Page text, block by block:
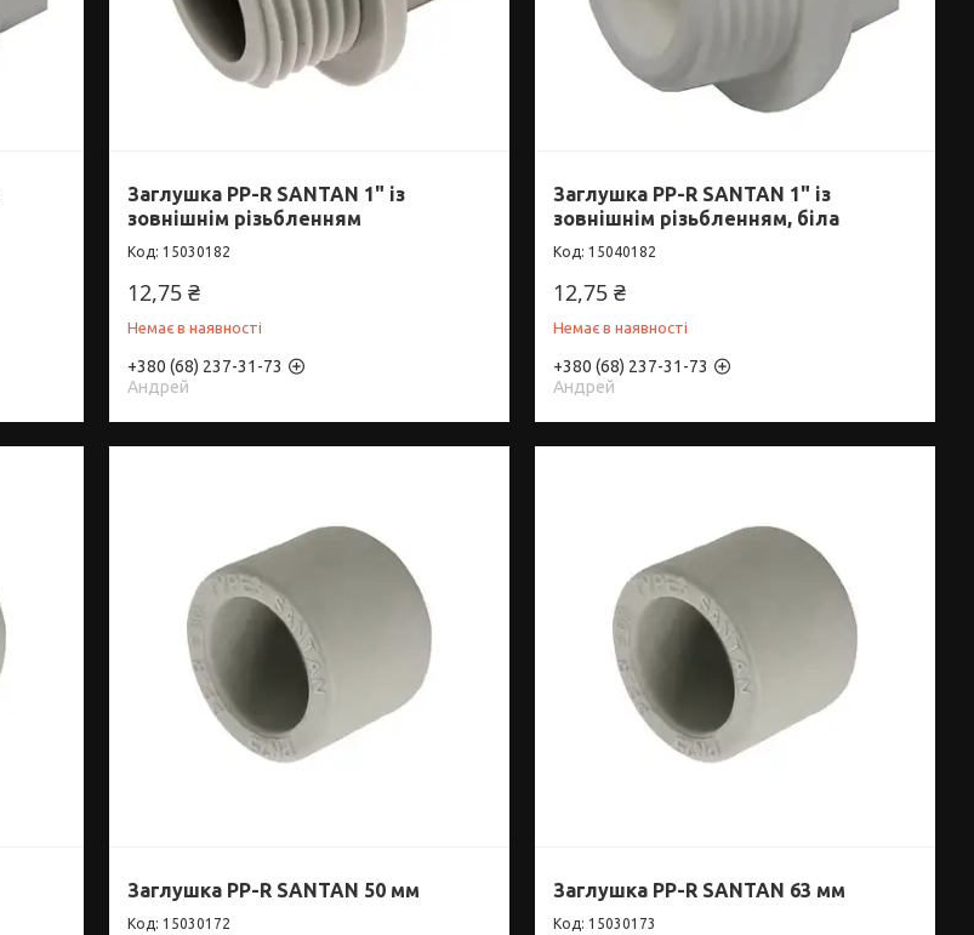
Заглушка PP-R SANTAN 1" із
зовнішнім різьбленням
15030182
12,75 ₴
Немає в наявності
+380 (68) 237-31-73
Андрей
Заглушка PP-R SANTAN 1" із
зовнішнім різьбленням, біла
15040182
12,75 ₴
Немає в наявності
+380 (68) 237-31-73
Андрей
Заглушка PP-R SANTAN 50 мм
15030172
Заглушка PP-R SANTAN 63 мм
15030173